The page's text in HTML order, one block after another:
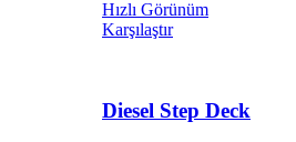
Hızlı Görünüm
Karşılaştır
Diesel Step Deck